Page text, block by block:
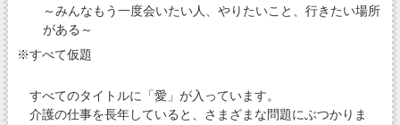
～みんなもう一度会いたい人、やりたいこと、行きたい場所
がある～
※すべて仮題
すべてのタイトルに「愛」が入っています。
介護の仕事を長年していると、さまざまな問題にぶつかりま